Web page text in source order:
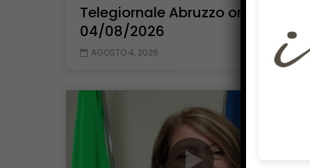
Telegiornale Abruzzo ore 13.40 –
04/08/2026
AGOSTO 4, 2026